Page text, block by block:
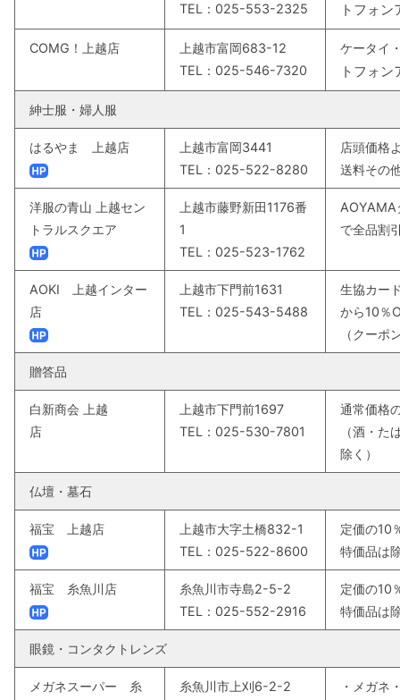
TEL：025-553-2325
トフォン
COMG！上越店
上越市富岡683-12
TEL：025-546-7320
ケータイ
トフォン
紳士服・婦人服
はるやま 上越店
上越市富岡3441
TEL：025-522-8280
店頭価格
送料その
洋服の青山 上越セン
トラルスクエア
上越市藤野新田1176番
1
TEL：025-523-1762
AOYAMA
で全品割
AOKI 上越インター
店
上越市下門前1631
TEL：025-543-5488
生協カー
から10％
（クーポ
贈答品
白新商会 上越
店
上越市下門前1697
TEL：025-530-7801
通常価格
（酒・た
除く）
仏壇・墓石
福宝 上越店
上越市大字土橋832-1
TEL：025-522-8600
定価の10
特価品は
福宝 糸魚川店
糸魚川市寺島2-5-2
TEL：025-552-2916
定価の10
特価品は
眼鏡・コンタクトレンズ
メガネスーパー 糸
糸魚川市上刈6-2-2
・メガネ